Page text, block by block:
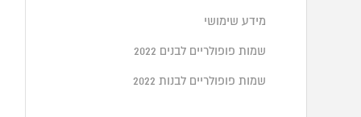
מידע שימושי
שמות פופולריים לבנים 2022
שמות פופולריים לבנות 2022